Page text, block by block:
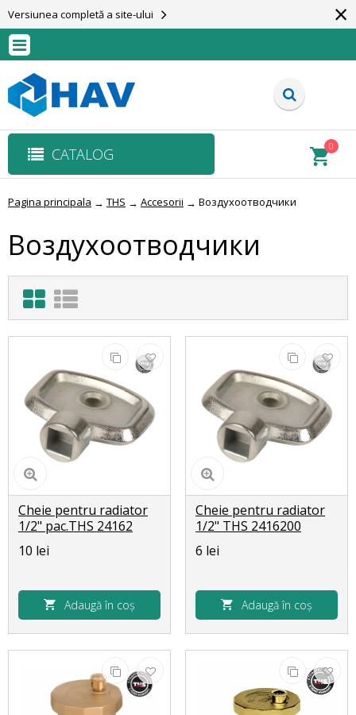
Versiunea completă a site-ului ×
CATALOG 0
Pagina principala → THS → Accesorii → Воздухоотводчики
Воздухоотводчики
Cheie pentru radiator
1/2" pac.THS 24162
10 lei
Adaugă în coș
Cheie pentru radiator
1/2" THS 2416200
6 lei
Adaugă în coș